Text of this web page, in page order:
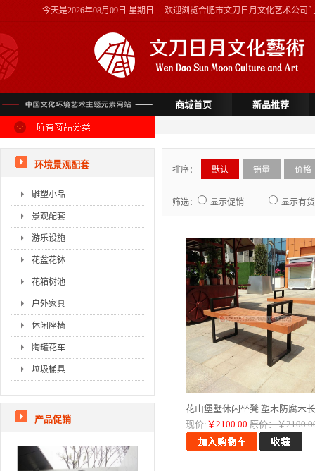
今天是2026年08月09日 星期日 欢迎浏览合肥市文刀日月文化艺术公司
商城首页 新品推荐
环境景观配套
雕塑小品
景观配套
游乐设施
花盆花钵
花箱树池
户外家具
休闲座椅
陶罐花车
垃圾桶具
产品促销
排序： 默认 销量 价格
筛选： 显示促销 显示有货
花山堡墅休闲坐凳 塑木防腐木
现价: ￥2100.00 原价：￥